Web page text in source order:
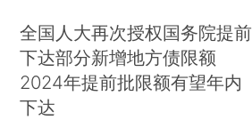
全国人大再次授权国务院提前
下达部分新增地方债限额
2024年提前批限额有望年内
下达